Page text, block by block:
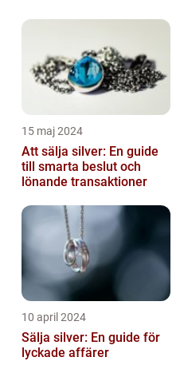
15 maj 2024
Att sälja silver: En guide
till smarta beslut och
lönande transaktioner
10 april 2024
Sälja silver: En guide för
lyckade affärer